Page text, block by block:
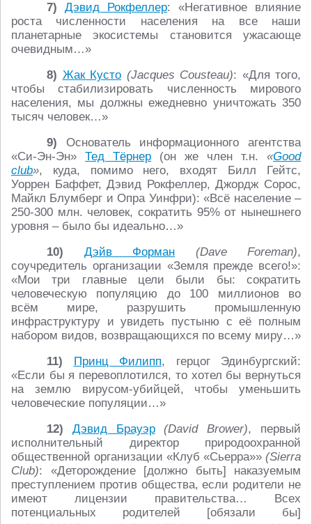
7)
Дэвид Рокфеллер: «Негативное влияние
роста численности населения на все наши
планетарные экосистемы становится ужасающе
очевидным…»
8) Жак Кусто (Jacques Cousteau): «Для того,
чтобы стабилизировать численность мирового
населения, мы должны ежедневно уничтожать 350
тысяч человек…»
9) Основатель информационного агентства
«Си-Эн-Эн» Тед Тёрнер (он же член т.н. «Good
club», куда, помимо него, входят Билл Гейтс,
Уоррен Баффет, Дэвид Рокфеллер, Джордж Сорос,
Майкл Блумберг и Опра Уинфри): «Всё население –
250-300 млн. человек, сократить 95% от нынешнего
уровня – было бы идеально…»
10)
Дэйв Форман (Dave Foreman),
соучредитель организации «Земля прежде всего!»:
«Мои три главные цели были бы: сократить
человеческую популяцию до 100 миллионов во
всём мире, разрушить промышленную
инфраструктуру и увидеть пустыню с её полным
набором видов, возвращающихся по всему миру…»
11)
Принц Филипп, герцог Эдинбургский:
«Если бы я перевоплотился, то хотел бы вернуться
на землю вирусом-убийцей, чтобы уменьшить
человеческие популяции…»
12)
Дэвид Брауэр (David Brower), первый
исполнительный директор природоохранной
общественной организации «Клуб «Сьерра»» (Sierra
Club): «Деторождение [должно быть] наказуемым
преступлением против общества, если родители не
имеют лицензии правительства… Всех
потенциальных родителей [обязали бы]